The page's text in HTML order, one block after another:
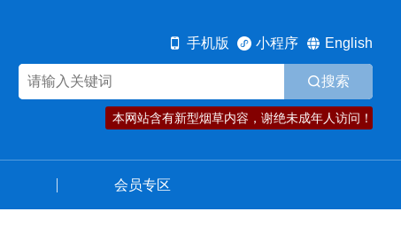
手机版 小程序 English
搜索
本网站含有新型烟草内容，谢绝未成年人访问！
会员专区